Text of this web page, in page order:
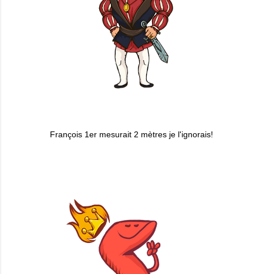
François 1er mesurait 2 mètres je l'ignorais!